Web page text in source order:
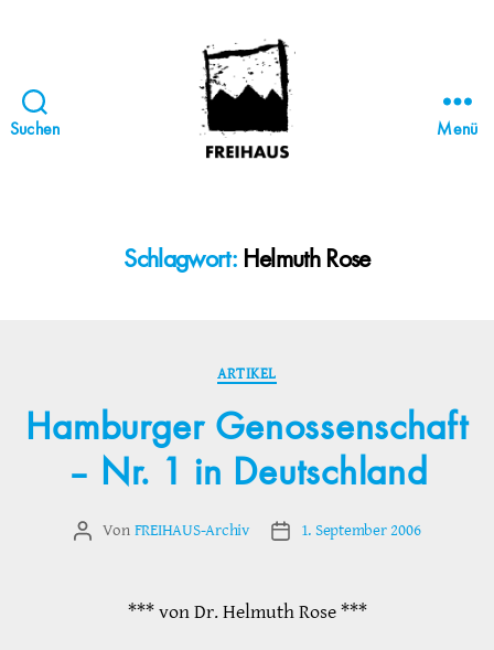
Suchen
STATTBAU
HAMBURG
Menü
Schlagwort: Helmuth Rose
Kategorien
ARTIKEL
Hamburger Genossenschaft
– Nr. 1 in Deutschland
Beitragsautor
Von FREIHAUS-Archiv Veröffentlichungsdatum
1. September 2006
*** von Dr. Helmuth Rose ***